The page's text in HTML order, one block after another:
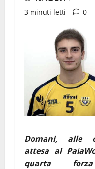
3 minuti letti
0
Domani, alle
attesa al
quarta